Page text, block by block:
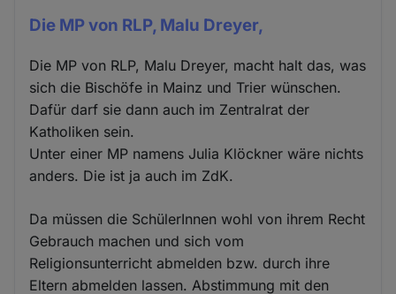
Die MP von RLP, Malu Dreyer,
Die MP von RLP, Malu Dreyer, macht halt das, was
sich die Bischöfe in Mainz und Trier wünschen.
Dafür darf sie dann auch im Zentralrat der
Katholiken sein.
Unter einer MP namens Julia Klöckner wäre nichts
anders. Die ist ja auch im ZdK.
Da müssen die SchülerInnen wohl von ihrem Recht
Gebrauch machen und sich vom
Religionsunterricht abmelden bzw. durch ihre
Eltern abmelden lassen. Abstimmung mit den